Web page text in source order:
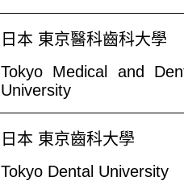
日本 東京醫科齒科大學
Tokyo Medical and
University
日本 東京齒科大學
Tokyo Dental University